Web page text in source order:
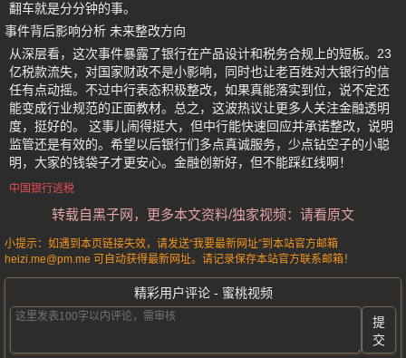
翻车就是分分钟的事。
事件背后影响分析 未来整改方向
从深层看，这次事件暴露了银行在产品设计和税务合规上的短板。23
亿税款流失，对国家财政不是小影响，同时也让老百姓对大银行的信
任有点动摇。不过中行表态积极整改，如果真能落实到位，说不定还
能变成行业规范的正面教材。总之，这波热议让更多人关注金融透明
度，挺好的。 这事儿闹得挺大，但中行能快速回应并承诺整改，说明
监管还是有效的。希望以后银行们多点真诚服务，少点钻空子的小聪
明，大家的钱袋子才更安心。金融创新好，但不能踩红线啊！
中国银行逃税
转载自黑子网，更多本文资料/独家视频：请看原文
小提示：如遇到本页链接失效，请发送“我要最新网址”到本站官方邮箱
heizi.me@pm.me 可自动获得最新网址。请记录保存本站官方联系邮箱！
精彩用户评论 - 蜜桃视频
提
交